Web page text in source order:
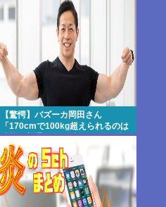
【驚愕】バズーカ岡田さん
「170cmで100kg超えられるのは
才能。普通の人は3桁行く前に壁
にぶつかる」・・・・・・・・・